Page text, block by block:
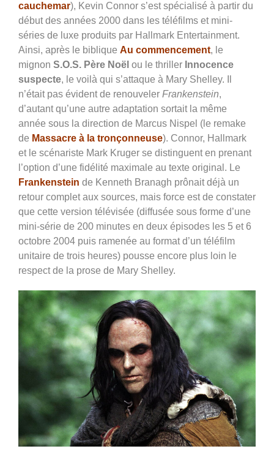
cauchemar), Kevin Connor s’est spécialisé à partir du
début des années 2000 dans les téléfilms et mini-
séries de luxe produits par Hallmark Entertainment.
Ainsi, après le biblique Au commencement, le
mignon S.O.S. Père Noël ou le thriller Innocence
suspecte, le voilà qui s’attaque à Mary Shelley. Il
n’était pas évident de renouveler Frankenstein,
d’autant qu’une autre adaptation sortait la même
année sous la direction de Marcus Nispel (le remake
de Massacre à la tronçonneuse). Connor, Hallmark
et le scénariste Mark Kruger se distinguent en prenant
l’option d’une fidélité maximale au texte original. Le
Frankenstein de Kenneth Branagh prônait déjà un
retour complet aux sources, mais force est de constater
que cette version télévisée (diffusée sous forme d’une
mini-série de 200 minutes en deux épisodes les 5 et 6
octobre 2004 puis ramenée au format d’un téléfilm
unitaire de trois heures) pousse encore plus loin le
respect de la prose de Mary Shelley.